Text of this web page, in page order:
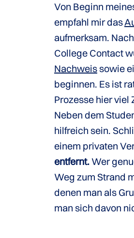
Von Beginn
empfahl mir das
aufmerksam.
College Contact
Nachweissowie
beginnen. Es ist
Prozesse hier viel
Neben dem
hilfreich sein.
einem privaten
entfernt. Wer
Weg zum Strand
denen man als
man sich davon